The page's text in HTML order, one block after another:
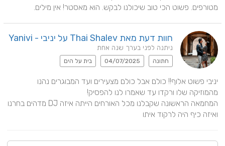
מטורפים. פשוט הכי טוב שיכולנו לבקש. הוא מאסטר! אין מילים.
חוות דעת מאת Thai Shalev על יניבי - Yanivi
ניתנה לפני בערך שנה אחת
חתונה 04/07/2025 בית על הים
ואיזה כיף היה לרקוד איתו